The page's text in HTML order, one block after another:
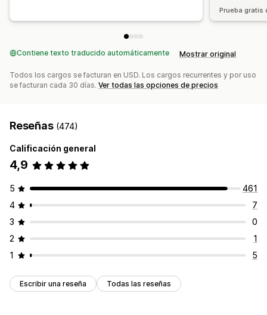
Prueba gratis
Contiene texto traducido automáticamente Mostrar original
Todos los cargos se facturan en USD. Los cargos recurrentes y por uso
se facturan cada 30 días. Ver todas las opciones de precios
Reseñas (474)
Calificación general
4,9
5
461
4
7
3
0
2
1
1
5
Escribir una reseña Todas las reseñas